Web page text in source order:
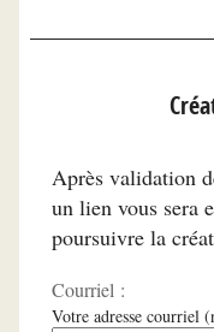
Après validation
un lien vous sera
poursuivre la
Courriel :
Votre adresse courriel